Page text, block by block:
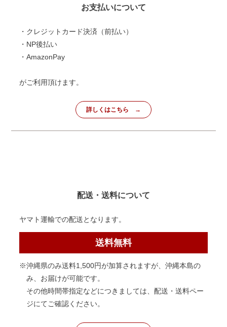
お支払いについて
・クレジットカード決済（前払い）
・NP後払い
・AmazonPay
がご利用頂けます。
詳しくはこちら
配送・送料について
ヤマト運輸での配送となります。
送料無料
※沖縄県のみ送料1,500円が加算されますが、沖縄本島の
み、お届けが可能です。
その他時間帯指定などにつきましては、配送・送料ペー
ジにてご確認ください。